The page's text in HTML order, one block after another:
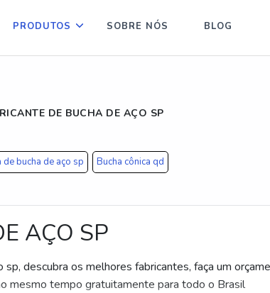
PRODUTOS SOBRE NÓS BLOG
DE BUCHA DE AÇO SP
de bucha de aço sp Bucha cônica qd
AÇO SP
descubra os melhores fabricantes, faça um
mesmo tempo gratuitamente para todo o Brasil